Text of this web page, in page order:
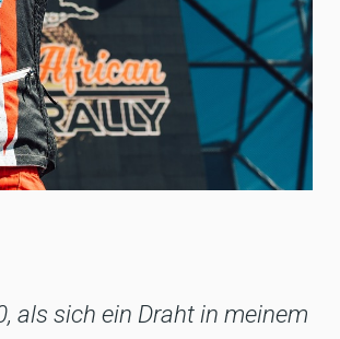
als sich ein Draht in meinem